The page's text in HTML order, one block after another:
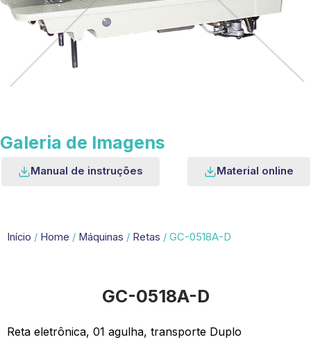
Galeria de Imagens
Manual de instruções Material online
Início / Home / Máquinas / Retas / GC-0518A-D
GC-0518A-D
Reta eletrônica, 01 agulha, transporte Duplo